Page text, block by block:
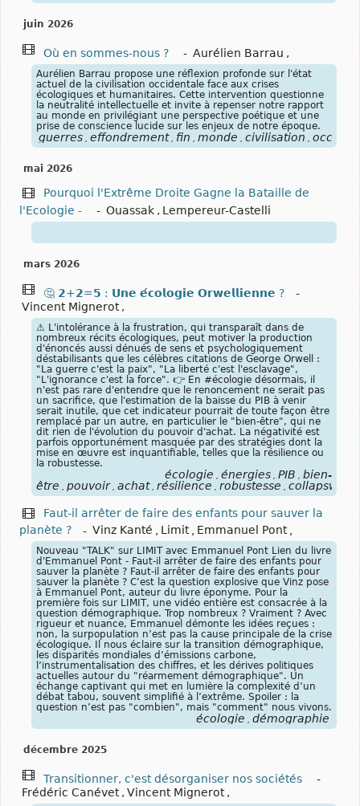
juin 2026
Où en sommes-nous ? - Aurélien Barrau ,
Aurélien Barrau propose une réflexion profonde sur l'état
actuel de la civilisation occidentale face aux crises
écologiques et humanitaires. Cette intervention questionne
la neutralité intellectuelle et invite à repenser notre rapport
au monde en privilégiant une perspective poétique et une
prise de conscience lucide sur les enjeux de notre époque.
guerres effondrement fin monde civilisation
mai 2026
Pourquoi l'Extrême Droite Gagne la Bataille de
l'Ecologie -
- Ouassak , Lempereur-Castelli
mars 2026
🤔 𝟮+𝟮=𝟱 : 𝗨𝗻𝗲 𝗲́𝗰𝗼𝗹𝗼𝗴𝗶𝗲 𝗢𝗿𝘄𝗲𝗹𝗹𝗶𝗲𝗻𝗻𝗲 ?
-
Vincent Mignerot ,
⚠️ L'intolérance à la frustration, qui transparaît dans de
nombreux récits écologiques, peut motiver la production
d'énoncés aussi dénués de sens et psychologiquement
déstabilisants que les célèbres citations de George Orwell :
"La guerre c'est la paix", "La liberté c'est l'esclavage",
"L'ignorance c'est la force". 👉 En #écologie désormais, il
n'est pas rare d'entendre que le renoncement ne serait pas
un sacrifice, que l'estimation de la baisse du PIB à venir
serait inutile, que cet indicateur pourrait de toute façon être
remplacé par un autre, en particulier le "bien-être", qui ne
dit rien de l'évolution du pouvoir d'achat. La négativité est
parfois opportunément masquée par des stratégies dont la
mise en œuvre est inquantifiable, telles que la résilience ou
la robustesse.
écologie énergies PIB
bien-
être
pouvoir achat résilience robustesse
Faut-il arrêter de faire des enfants pour sauver la
planète ?
- Vinz Kanté , Limit , Emmanuel Pont ,
Nouveau "TALK" sur LIMIT avec Emmanuel Pont Lien du livre
d'Emmanuel Pont - Faut-il arrêter de faire des enfants pour
sauver la planète ? Faut-il arrêter de faire des enfants pour
sauver la planète ? C’est la question explosive que Vinz pose
à Emmanuel Pont, auteur du livre éponyme. Pour la
première fois sur LIMIT, une vidéo entière est consacrée à la
question démographique. Trop nombreux ? Vraiment ? Avec
rigueur et nuance, Emmanuel démonte les idées reçues :
non, la surpopulation n’est pas la cause principale de la crise
écologique. Il nous éclaire sur la transition démographique,
les disparités mondiales d’émissions carbone,
l’instrumentalisation des chiffres, et les dérives politiques
actuelles autour du "réarmement démographique". Un
échange captivant qui met en lumière la complexité d’un
débat tabou, souvent simplifié à l’extrême. Spoiler : la
question n’est pas "combien", mais "comment" nous vivons.
écologie , démographie
décembre 2025
Transitionner, c'est désorganiser nos sociétés
-
Frédéric Canévet , Vincent Mignerot ,